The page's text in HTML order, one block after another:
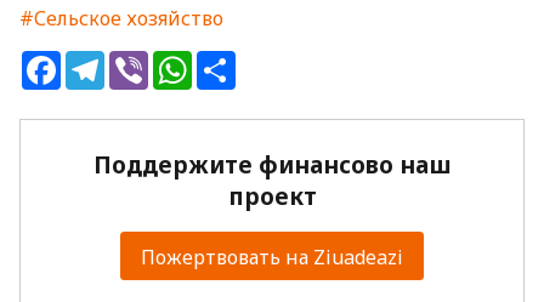
#Сельское хозяйство
FacebookTelegram
ViberWhatsApp
Поддержите финансово наш
проект
Пожертвовать на Ziuadeazi